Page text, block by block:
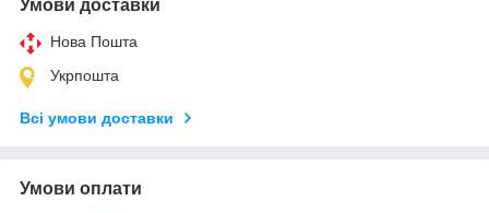
Умови доставки
Нова Пошта
Укрпошта
Всі умови доставки
Умови оплати